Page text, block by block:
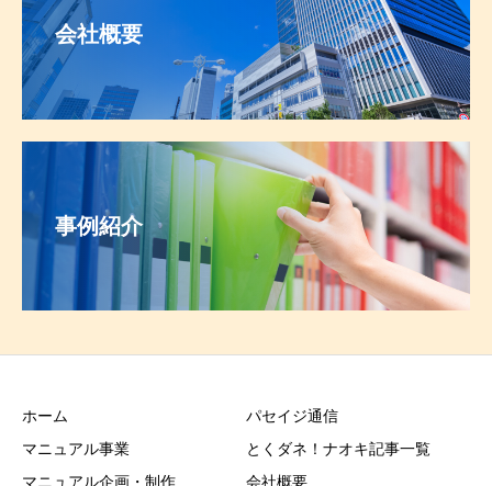
会社概要
事例紹介
ホーム
マニュアル事業
マニュアル企画・制作
パセイジ通信
とくダネ！ナオキ記事一覧
会社概要